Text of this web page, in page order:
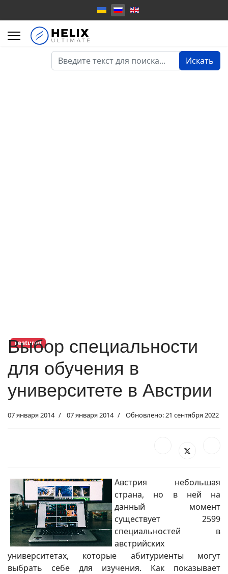
Искать... Искать
Featured
Выбор специальности
для обучения в
университете в Австрии
07 января 2014 07 января 2014 Обновлено: 21 сентября 2022
Австрия небольшая
страна, но в ней на
данный момент
существует 2599
специальностей в
австрийских
университетах, которые абитуриенты могут
выбрать себе для изучения. Как показывает